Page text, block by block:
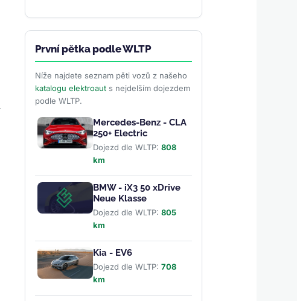
necelých...>>
První pětka podle WLTP
Níže najdete seznam pěti vozů z našeho
katalogu elektroauts nejdelším dojezdem
podle WLTP.
Mercedes-Benz - CLA
250+ Electric
Dojezd dle WLTP: 808
km
BMW - iX3 50 xDrive
Neue Klasse
Dojezd dle WLTP: 805
km
Kia - EV6
Dojezd dle WLTP: 708
km